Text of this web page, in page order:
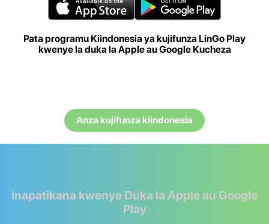
Pata programu Kiindonesia ya kujifunza LinGo Play
kwenye la duka la Apple au Google Kucheza
Anza kujifunza kiindonesia
Inapatikana kwenye Duka la Apple au Google
Play